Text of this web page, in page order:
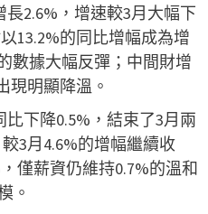
2.6%，增速較3月大幅下
13.2%的同比增幅成為增
數據大幅反彈；中間財增
現明顯降溫。
下降0.5%，結束了3月兩
3月4.6%的增幅繼續收
僅薪資仍維持0.7%的溫和
。